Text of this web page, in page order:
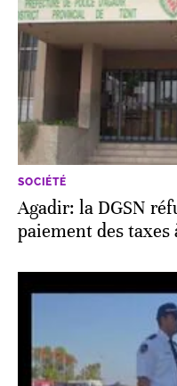
SOCIÉTÉ
Agadir: la DGSN
paiement des taxes